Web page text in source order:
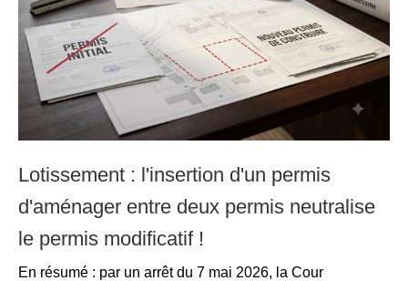
Lotissement : l'insertion d'un permis
d'aménager entre deux permis neutralise
le permis modificatif !
En résumé : par un arrêt du 7 mai 2026, la Cour